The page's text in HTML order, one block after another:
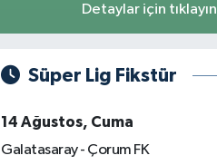
Detaylar için tıklayın
Süper Lig Fikstür
14 Ağustos, Cuma
Galatasaray - Çorum FK